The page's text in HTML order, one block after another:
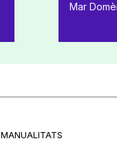
Mar
MANUALITATS